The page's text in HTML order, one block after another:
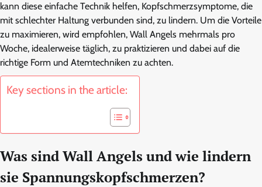
kann diese einfache Technik helfen, Kopfschmerzsymptome, die
mit schlechter Haltung verbunden sind, zu lindern. Um die Vorteile
zu maximieren, wird empfohlen, Wall Angels mehrmals pro
Woche, idealerweise täglich, zu praktizieren und dabei auf die
richtige Form und Atemtechniken zu achten.
Key sections in the article:
Was sind Wall Angels und wie lindern
sie Spannungskopfschmerzen?